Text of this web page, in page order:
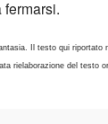
fermarsi.
Il testo qui riportato
rielaborazione del testo